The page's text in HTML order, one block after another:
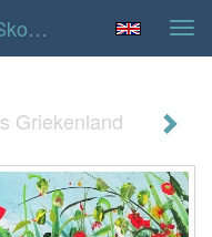
George Calis - Klaprozen Op Skopelos Griekenland
Griekenland